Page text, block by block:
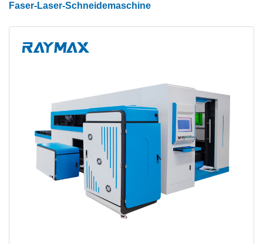
Rohrgeschweißtes Bett
Wabenstruktur aus Flugzeugmetall, die durch eine
Reihe rechteckiger Rohre verschweißt ist.
Außerdem hat das Rechteckrohr eine Wandstärke
von 10 mm und der gesamte Körper wiegt 4.500 kg,
wodurch die Maschine stabil läuft. In den Rohren
sind Versteifungen angeordnet, um die Festigkeit
und Zugfestigkeit des Bettes zu erhöhen, es erhöht
auch den Widerstand und die Stabilität der
Faser-Laser-Schneidemaschine